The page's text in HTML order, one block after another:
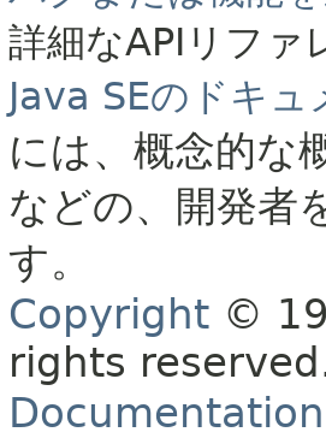
詳細なAPIリファ
Java SEのドキュ
には、概念的な
などの、開発者
す。
Copyright ©
rights